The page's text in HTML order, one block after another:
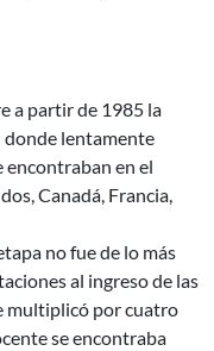
a partir de 1985 la
donde lentamente
encontraban en el
Canadá, Francia,
no fue de lo más
al ingreso de las
multiplicó por cuatro
se encontraba